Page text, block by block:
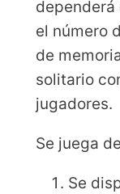
dependerá
el número
de
solitario
jugadores.
Se juega
Se